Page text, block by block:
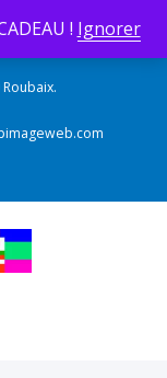
! Ignorer